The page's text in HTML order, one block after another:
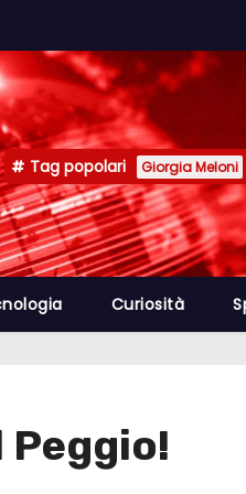
Tag popolari Giorgia Meloni
Curiosità
Peggio!